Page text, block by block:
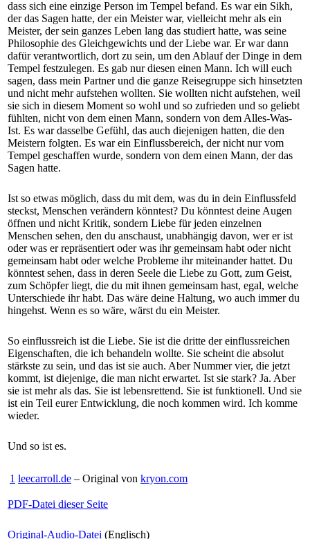
dass sich eine einzige Person im Tempel befand. Es war ein Sikh,
der das Sagen hatte, der ein Meister war, vielleicht mehr als ein
Meister, der sein ganzes Leben lang das studiert hatte, was seine
Philosophie des Gleichgewichts und der Liebe war. Er war dann
dafür verantwortlich, dort zu sein, um den Ablauf der Dinge in dem
Tempel festzulegen. Es gab nur diesen einen Mann. Ich will euch
sagen, dass mein Partner und die ganze Reisegruppe sich hinsetzten
und nicht mehr aufstehen wollten. Sie wollten nicht aufstehen, weil
sie sich in diesem Moment so wohl und so zufrieden und so geliebt
fühlten, nicht von dem einen Mann, sondern von dem Alles-Was-
Ist. Es war dasselbe Gefühl, das auch diejenigen hatten, die den
Meistern folgten. Es war ein Einflussbereich, der nicht nur vom
Tempel geschaffen wurde, sondern von dem einen Mann, der das
Sagen hatte.
Ist so etwas möglich, dass du mit dem, was du in dein Einflussfeld
steckst, Menschen verändern könntest? Du könntest deine Augen
öffnen und nicht Kritik, sondern Liebe für jeden einzelnen
Menschen sehen, den du anschaust, unabhängig davon, wer er ist
oder was er repräsentiert oder was ihr gemeinsam habt oder nicht
gemeinsam habt oder welche Probleme ihr miteinander hattet. Du
könntest sehen, dass in deren Seele die Liebe zu Gott, zum Geist,
zum Schöpfer liegt, die du mit ihnen gemeinsam hast, egal, welche
Unterschiede ihr habt. Das wäre deine Haltung, wo auch immer du
hingehst. Wenn es so wäre, wärst du ein Meister.
So einflussreich ist die Liebe. Sie ist die dritte der einflussreichen
Eigenschaften, die ich behandeln wollte. Sie scheint die absolut
stärkste zu sein, und das ist sie auch. Aber Nummer vier, die jetzt
kommt, ist diejenige, die man nicht erwartet. Ist sie stark? Ja. Aber
sie ist mehr als das. Sie ist lebensrettend. Sie ist funktionell. Und sie
ist ein Teil eurer Entwicklung, die noch kommen wird. Ich komme
wieder.
Und so ist es.
1 leecarroll.de – Original von kryon.com
PDF-Datei dieser Seite
Original-Audio-Datei (Englisch)